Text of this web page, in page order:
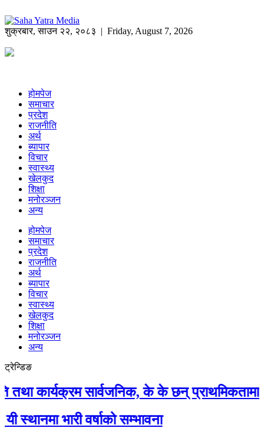
शुक्रबार,साउन २२, २०८३ | Friday, August 7, 2026
होमपेज
समाचार
प्रदेश
राजनीति
अर्थ
ब्यापार
विचार
स्वास्थ्य
खेलकुद
शिक्षा
मनोरञ्जन
अन्य
होमपेज
समाचार
प्रदेश
राजनीति
अर्थ
ब्यापार
विचार
स्वास्थ्य
खेलकुद
शिक्षा
मनोरञ्जन
अन्य
ट्रेन्डिङ
सार्वजनिक, के के छन् प्राथमिकतामा ?
भारी वर्षाको सम्भावना